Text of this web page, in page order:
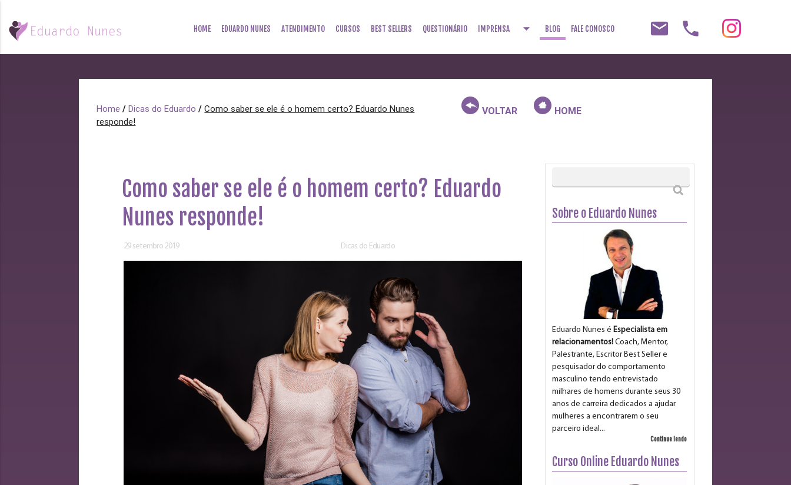
email phone
HOME EDUARDO NUNES ATENDIMENTO CURSOS BEST SELLERS QUESTIONÁRIO IMPRENSA arrow_drop_down BLOG FALE CONOSCO
Home /Dicas do Eduardo /Como saber se ele é o homem certo? Eduardo Nunes
responde!
VOLTAR HOME
Como saber se ele é o homem certo? Eduardo
Nunes responde!
29 setembro 2019 Dicas do Eduardo
Sobre o Eduardo Nunes
Eduardo Nunes é Especialista em
relacionamentos! Coach, Mentor,
Palestrante, Escritor Best Seller e
pesquisador do comportamento
masculino tendo entrevistado
milhares de homens durante seus 30
anos de carreira dedicados a ajudar
mulheres a encontrarem o seu
parceiro ideal...
Continue lendo
Curso Online Eduardo Nunes